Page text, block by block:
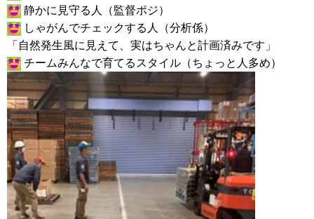
静かに見守る人（監督ポジ）
しゃがんでチェックする人（分析係）
「自然発生風に見えて、実はちゃんと計画済みです」
チームみんなで育てるスタイル（ちょっと人多め）